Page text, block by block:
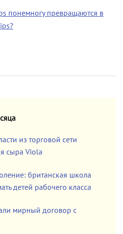
понемногу превращаются в
из торговой сети
сыра Viola
британская школа
детей рабочего класса
мирный договор с